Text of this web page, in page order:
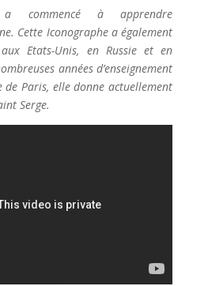
a commencé à apprendre
Cette Iconographe a également
Etats-Unis, en Russie et en
années d’enseignement
Paris, elle donne actuellement
Serge.